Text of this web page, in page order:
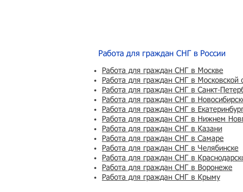
Работа для граждан СНГ в России
Работа для граждан СНГ в Москве
Работа для граждан СНГ в Московской
Работа для граждан СНГ в Санкт-
Работа для граждан СНГ в
Работа для граждан СНГ в
Работа для граждан СНГ в Нижнем
Работа для граждан СНГ в Казани
Работа для граждан СНГ в Самаре
Работа для граждан СНГ в Челябинске
Работа для граждан СНГ в
Работа для граждан СНГ в Воронеже
Работа для граждан СНГ в Крыму